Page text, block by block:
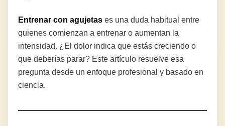
Entrenar con agujetas es una duda habitual entre
quienes comienzan a entrenar o aumentan la
intensidad. ¿El dolor indica que estás creciendo o
que deberías parar? Este artículo resuelve esa
pregunta desde un enfoque profesional y basado en
ciencia.